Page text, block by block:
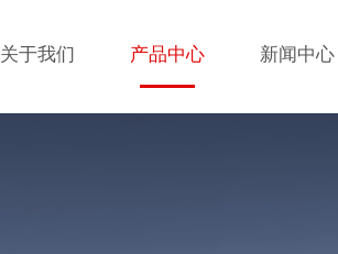
关于我们 产品中心 新闻中心